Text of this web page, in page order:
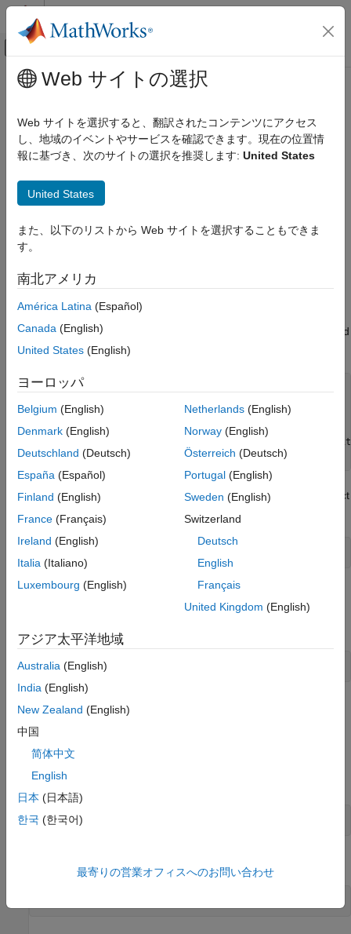
コンテンツへスキップ
オフキャンバス ナビゲーション メ
ドキュメンテーションのホーム
Datafeed Toolbox
Stocks
ON THIS PAGE
Retrieve Market-Impact Parameters and
Load Transaction Data
Estimate Trading Costs
See Also
メインコンテンツ
Estimate Trading Costs for
Collection of Stocks
This example shows how to estimate four different trading costs
transaction cost analysis.
Retrieve Market-Impact Parameters and Load
Group FTP site. Connect to the FTP site using the
folder and retrieve the market-impact data in the
MI_Encrypted_Parameters.csv
contains the encrypted
market-impact date, code, and parameters.
f = ftp('ftp.kissellresearch.com'
close(f)
',', 'ReadRowNames' ,false,'ReadVariableNames'
Create a Kissell Research Group transaction cost analysis object
Load the example data from the file
, which is included with the Datafeed
load KRGExampleData.mat
For a description of the example data, see
Estimate Trading Costs
Estimate instantaneous trading cost
Web サイトの選択
Web サイトを選択すると、翻訳されたコンテンツにアクセス
し、地域のイベントやサービスを確認できます。現在の位置情
報に基づき、次のサイトの選択を推奨します: United States
United States
また、以下のリストから Web サイトを選択することもできま
す。
南北アメリカ
América Latina (Español)
Canada (English)
United States (English)
ヨーロッパ
Belgium (English)
Denmark (English)
Deutschland (Deutsch)
España (Español)
Finland (English)
France (Français)
Ireland (English)
Italia (Italiano)
Luxembourg (English)
Netherlands(English)
Norway(English)
Österreich (Deutsch)
Portugal(English)
Sweden (English)
Switzerland
Deutsch
English
Français
United Kingdom (English)
アジア太平洋地域
Australia (English)
India (English)
New Zealand (English)
中国
简体中文
English
日本 (日本語)
한국 (한국어)
最寄りの営業オフィスへのお問い合わせ